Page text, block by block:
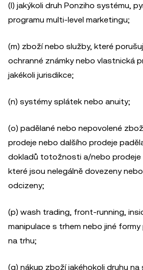
(l) jakýkoli druh Ponziho systému,
programu multi-level marketingu;
(m) zboží nebo služby, které
ochranné známky nebo vlastnická
jakékoli jurisdikce;
(n) systémy splátek nebo anuity;
(o) padělané nebo nepovolené
prodeje nebo dalšího prodeje
dokladů totožnosti a/nebo prodeje
které jsou nelegálně dovezeny
odcizeny;
(p) wash trading, front-running,
manipulace s trhem nebo jiné
na trhu;
(q) nákup zboží jakéhokoli druhu